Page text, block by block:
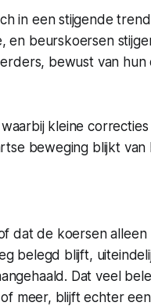
in een stijgende
en beurskoersen
bewust van hun
kleine
beweging blijkt
dat de koersen alleen
belegd blijft,
Dat veel
meer, blijft echter